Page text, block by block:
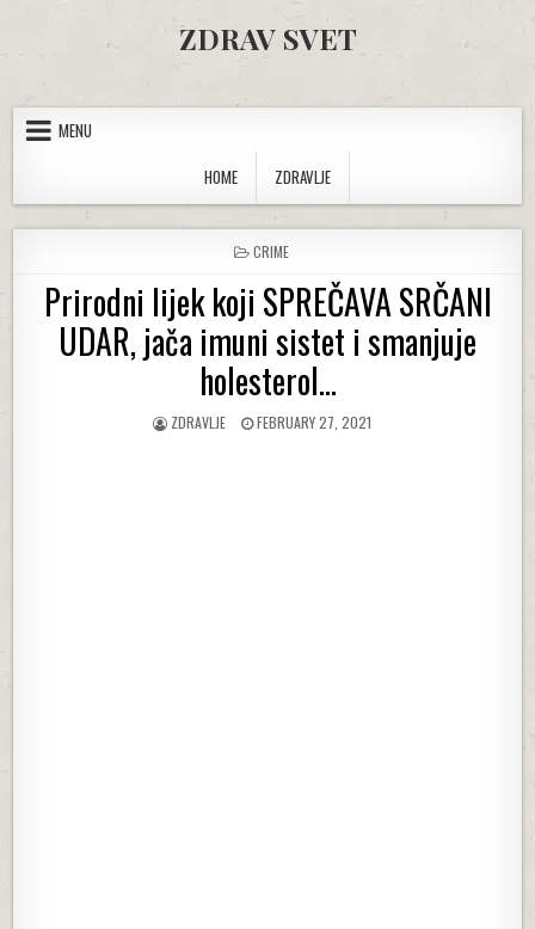
ZDRAV SVET
MENU
HOME
ZDRAVLJE
POSTED IN
CRIME
Prirodni lijek koji SPREČAVA SRČANI
UDAR, jača imuni sistet i smanjuje
holesterol…
AUTHOR:
ZDRAVLJE PUBLISHED DATE:
FEBRUARY 27, 2021